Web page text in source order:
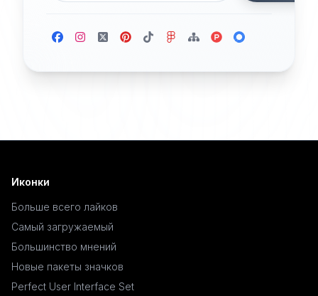
Иконки
Больше всего лайков
Самый загружаемый
Большинство мнений
Новые пакеты значков
Perfect User Interface Set